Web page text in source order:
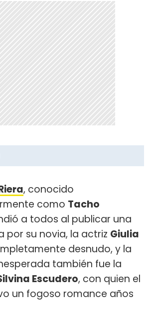
, conocido
como Tacho
a todos al publicar una
su novia, la actriz Giulia
desnudo, y la
también fue la
Escudero, con quien el
un fogoso romance años